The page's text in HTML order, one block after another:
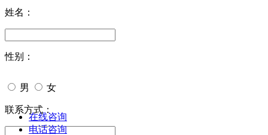
姓名：
性别：
男 女
今天日期：
联系方式：
在线咨询
电话咨询